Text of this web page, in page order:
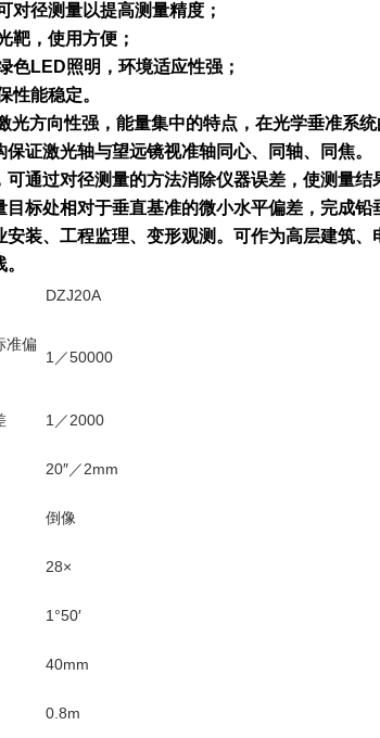
对径测量以提高测量精度；
，使用方便；
色LED照明，环境适应性强；
能稳定。
方向性强，能量集中的特点，在光学垂准系
证激光轴与望远镜视准轴同心、同轴、同焦。
通过对径测量的方法消除仪器误差，使测量
目标处相对于垂直基准的微小水平偏差，完成
安装、工程监理、变形观测。可作为高层建筑
DZJ20A
准偏
1／50000
1／2000
20″／2mm
倒像
28×
1°50′
40mm
0.8m